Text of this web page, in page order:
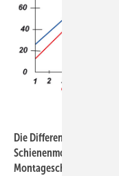
Die Differenzkosten für
Schienenmontage
Montageschiene) sind